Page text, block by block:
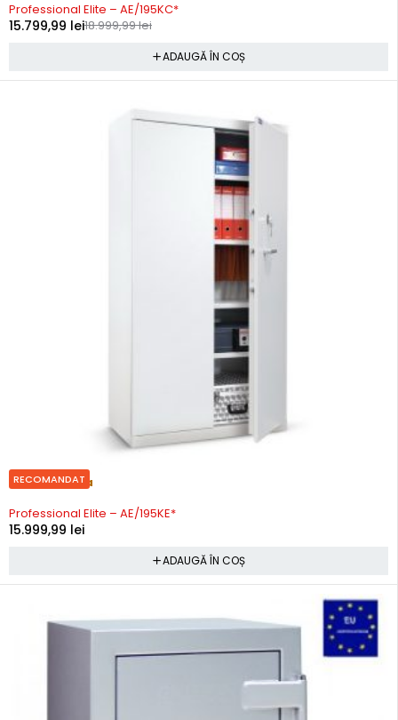
Professional Elite – AE/195KC*
18.999,99lei
15.799,99 lei
ADAUGĂ ÎN COȘ
RECOMANDAT
Precomanda
Professional Elite – AE/195KE*
15.999,99 lei
ADAUGĂ ÎN COȘ